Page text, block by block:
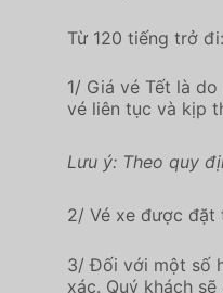
Từ 120 tiếng trở
1/ Giá vé Tết là
vé liên tục và kịp
Lưu ý: Theo quy
2/ Vé xe được
3/ Đối với một số
xác. Quý khách